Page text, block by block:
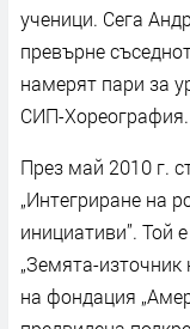
ученици. Сега
превърне
намерят пари за
СИП-Хореография.
През май 2010 г.
„Интегриране на
инициативи”. Той
„Земята-източник
на фондация